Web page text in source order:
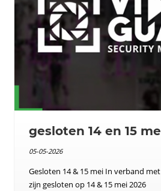
gesloten 14 en 15
05-05-2026
Gesloten 14 & 15 mei In verband
zijn gesloten op 14 & 15 mei 2026